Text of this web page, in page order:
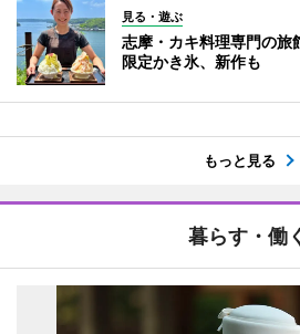
見る・遊ぶ
志摩・カキ料理専門の旅
限定かき氷、新作も
もっと見る
暮らす・働